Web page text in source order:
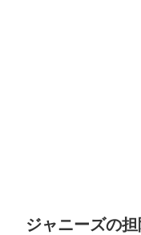
ジャニーズの